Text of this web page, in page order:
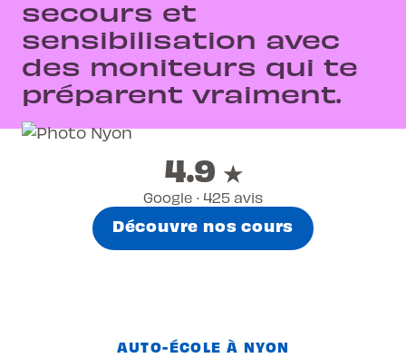
secours et
sensibilisation avec
des moniteurs qui te
préparent vraiment.
4.9 ★
Google · 425 avis
Découvre nos cours
AUTO-ÉCOLE À NYON